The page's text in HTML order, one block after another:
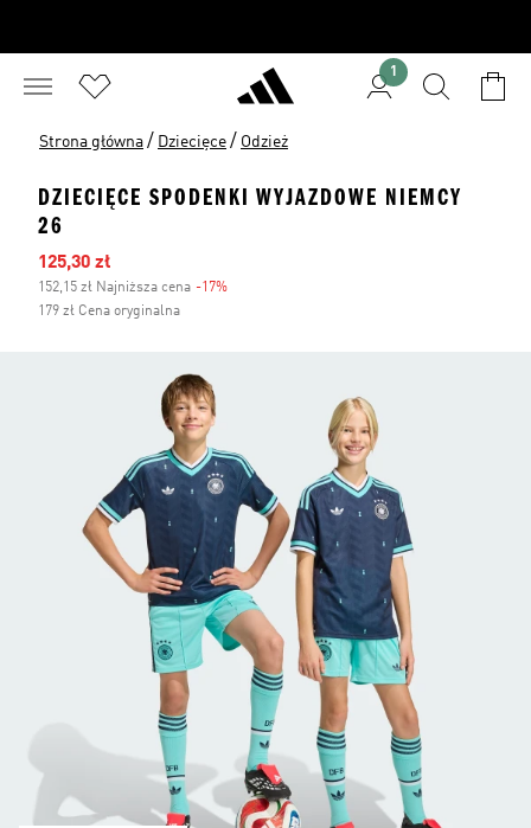
1
Strona główna / Dziecięce / Odzież
DZIECIĘCE SPODENKI WYJAZDOWE NIEMCY
26
Ceny na wyprzedaży
125,30 zł
152,15 zł Najniższa cena -17%
179 zł Cena oryginalna